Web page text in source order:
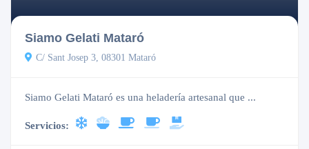
Siamo Gelati Mataró
C/ Sant Josep 3, 08301 Mataró
Siamo Gelati Mataró es una heladería artesanal que ...
Servicios: